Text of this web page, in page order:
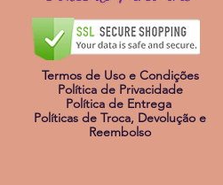
Termos de Uso e Condições
Política de Privacidade
Política de Entrega
Políticas de Troca, Devolução e
Reembolso